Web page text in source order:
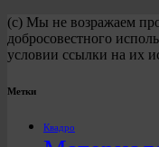
(с) Мы не возражаем
добросовестного
условии ссылки на их
Метки
Квадро